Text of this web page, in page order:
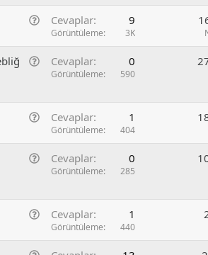
S
r
k
aG
n
e
o
u
Cevaplar 9
Görüntüleme 3K
G
e
l
o
Cevaplar 0
Görüntüleme 590
G
n
e
o
u
Cevaplar 1
Görüntüleme 404
G
e
l
Cevaplar 0
Görüntüleme 285
G
n
Cevaplar 1
Görüntüleme 440